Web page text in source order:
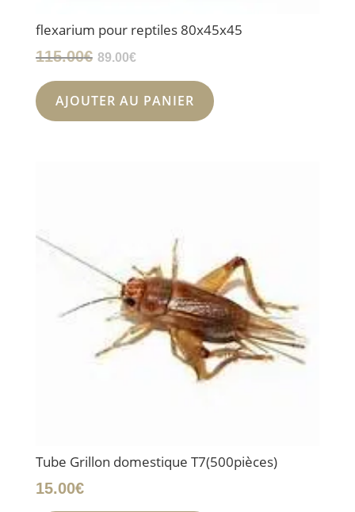
flexarium pour reptiles 80x45x45
115.00€ Le
initial
était :
89.00€Le
actuel
est :
AJOUTER AU PANIER
Tube Grillon domestique T7(500pièces)
15.00€